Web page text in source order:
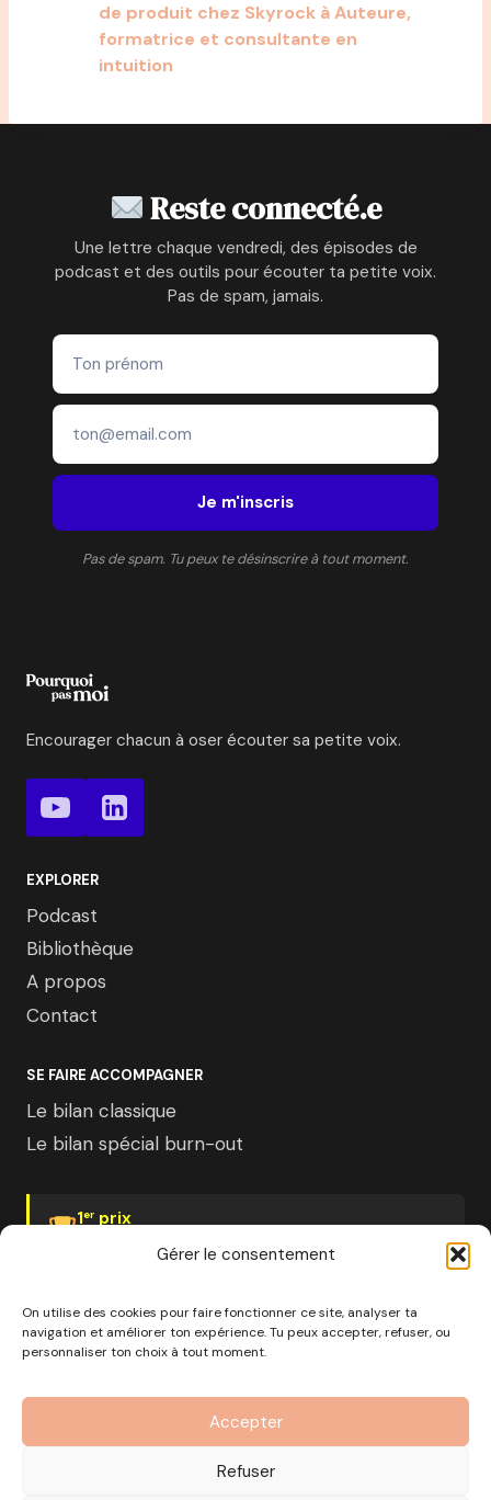
Gérer le consentement
On utilise des cookies pour faire fonctionner ce site, analyser ta
navigation et améliorer ton expérience. Tu peux accepter, refuser, ou
personnaliser ton choix à tout moment.
Accepter
Refuser
de produit chez Skyrock à Auteure,
formatrice et consultante en
intuition
Reste connecté.e
Une lettre chaque vendredi, des épisodes de
podcast et des outils pour écouter ta petite voix.
Pas de spam, jamais.
Je m'inscris
Pas de spam. Tu peux te désinscrire à tout moment.
Encourager chacun à oser écouter sa petite voix.
EXPLORER
Podcast
Bibliothèque
A propos
Contact
SE FAIRE ACCOMPAGNER
Le bilan classique
Le bilan spécial burn-out
1er prix
capital de 1000€ · RCS Marseille · SIRET
890 976 699 00037
OF n°93 13 18812 13 — Enregistré auprès du préfet de la
région Provence-Alpes-Côte d'Azur